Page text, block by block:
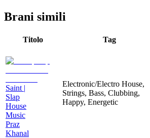
Brani simili
Titolo Tag
Saint |
Slap
House
Music
Praz
Khanal
Electronic/Electro House,
Strings, Bass, Clubbing,
Happy, Energetic